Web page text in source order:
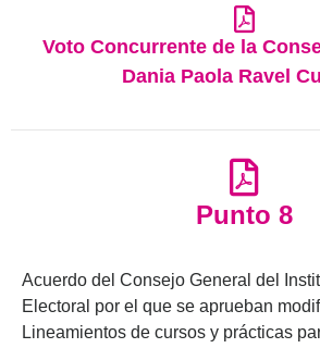
Voto Concurrente de la
Dania Paola Ravel
Punto 8
Acuerdo del Consejo General del
Electoral por el que se aprueban
Lineamientos de cursos y prácticas